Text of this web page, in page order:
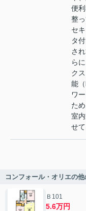
便
整っ
セ
タ
さ
ら
ク
能
ワ
た
室
せ
コンフォール・オリエの
Ｂ101
5.6万円